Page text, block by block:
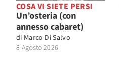
COSA VI SIETE PERSI
Un’osteria (con
annesso cabaret)
di Marco Di Salvo
8 Agosto 2026